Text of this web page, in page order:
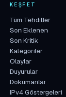
KEŞFET
Tüm Tehditler
Son Eklenen
Son Kritik
Kategoriler
Olaylar
Duyurular
Dokümanlar
IPv4 Göstergeleri